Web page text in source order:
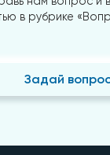
в рубрике
Задай